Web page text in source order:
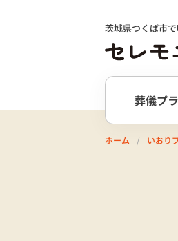
茨城県つくば市
葬儀プ
ホーム いおり